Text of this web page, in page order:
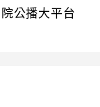
公播大平台